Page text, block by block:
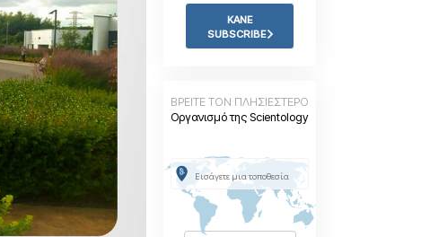
Συναισθημάτων
Φάρμακα και Ναρκωτικά:
Το Πρόβλημα και η Λύση του
Παιδιά
Εργαλεία για τον Χώρο Εργασίας
Ηθική και Καταστάσεις Ηθικής
Η Αιτία της Καταπίεσης
Διερευνήσεις
ΚΑΝΕ
SUBSCRIBE
ΒΡΕΙΤΕ ΤΟΝ ΠΛΗΣΙΕΣΤΕΡΟ
Οργανισμό της Scientology